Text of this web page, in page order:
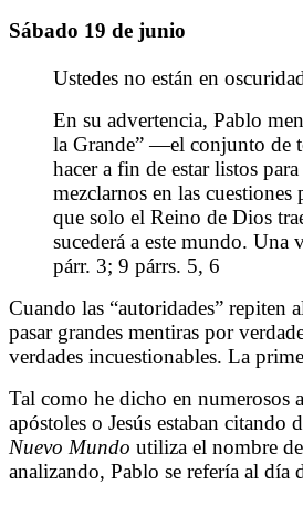
Sábado 19 de junio
Ustedes no están en
En su advertencia, Pablo
la Grande” —el conjunto de
hacer a fin de estar listos
mezclarnos en las
que solo el Reino de Dios
sucederá a este mundo. Una
párr. 3; 9 párrs. 5, 6
Cuando las “autoridades” repiten
pasar grandes mentiras por
verdades incuestionables. La
Tal como he dicho en numerosos
apóstoles o Jesús estaban
Nuevo Mundo utiliza el nombre
analizando, Pablo se refería al